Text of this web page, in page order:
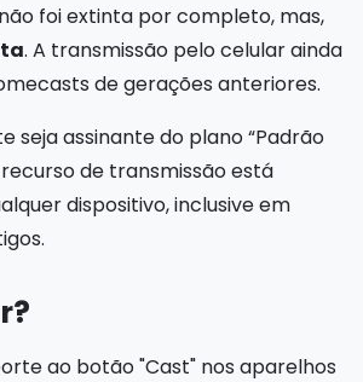
foi extinta por completo, mas,
. A transmissão pelo celular ainda
de gerações anteriores.
seja assinante do plano “Padrão
de transmissão está
dispositivo, inclusive em
ao botão "Cast" nos aparelhos